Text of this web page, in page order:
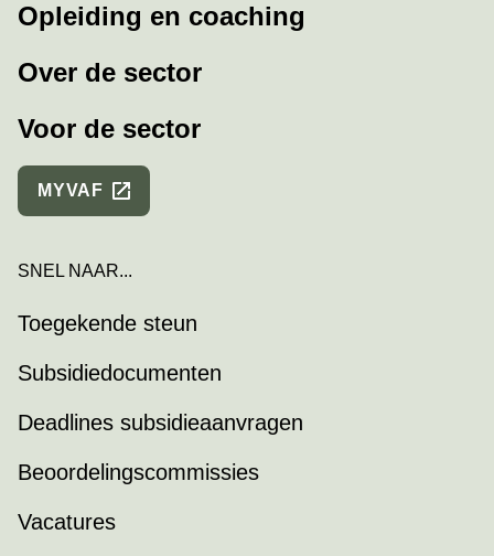
Opleiding en coaching
Over de sector
Voor de sector
MYVAF
SNEL NAAR...
Toegekende steun
Subsidiedocumenten
Deadlines subsidieaanvragen
Beoordelingscommissies
Vacatures